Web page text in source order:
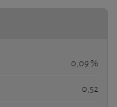
0,09 %
0,52